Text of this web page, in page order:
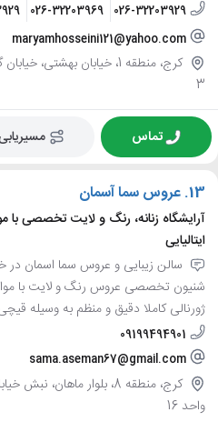
026-32203929
026-32203969
maryamhosseini121@yahoo.com
3
تماس
13. عروس سما آسمان
آرایشگاه زنانه، رنگ و لایت تخصصی با
ایتالیایی
سالن زیبایی و عروس سما اسمان
شنیون تخصصی عروس رنگ و لایت با
ژورنالی کاملا دقیق و منظم به وسیله
09199494901
sama.aseman67@gmail.com
کرج، منطقه 8، بلوار
واحد 16